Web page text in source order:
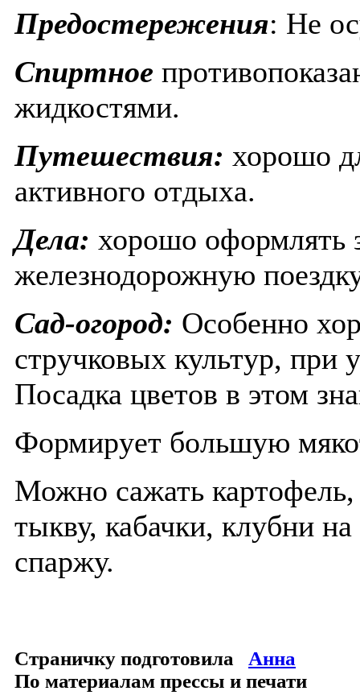
Предостережения: Не
Спиртное
жидкостями.
Путешествия: хорошо
активного отдыха.
Дела: хорошо оформлять
железнодорожную
Сад-огород: Особенно
стручковых культур, при
Посадка цветов в этом
Формирует большую
Можно сажать картофель,
тыкву, кабачки, клубни
спаржу.
Страничку подготовила Анна
По материалам прессы и печати